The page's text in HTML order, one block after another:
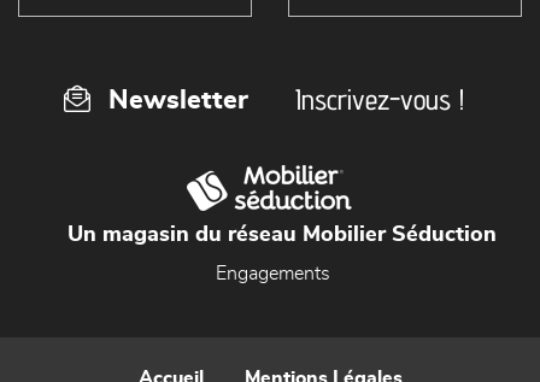
Newsletter Inscrivez-vous !
Un magasin du réseau Mobilier Séduction
Engagements